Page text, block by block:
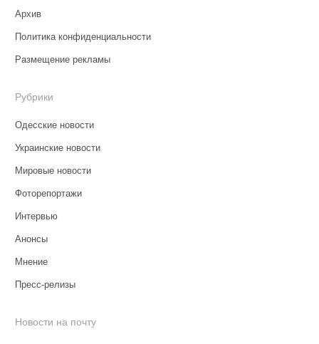
Архив
Политика конфиденциальности
Размещение рекламы
Рубрики
Одесские новости
Украинские новости
Мировые новости
Фоторепортажи
Интервью
Анонсы
Мнение
Пресс-релизы
Новости на почту